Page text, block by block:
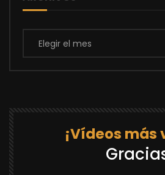
Archivos
¡Vídeos más